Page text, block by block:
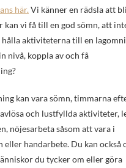
här. Vi känner en rädsla att bli
kan vi få till en god sömn, att
hålla aktiviteterna till en
nivå, koppla av och få
kan vara sömn, timmarna
och lustfyllda aktiviteter,
nöjesarbeta såsom att vara i
eller handarbete. Du kan också
du tycker om eller göra